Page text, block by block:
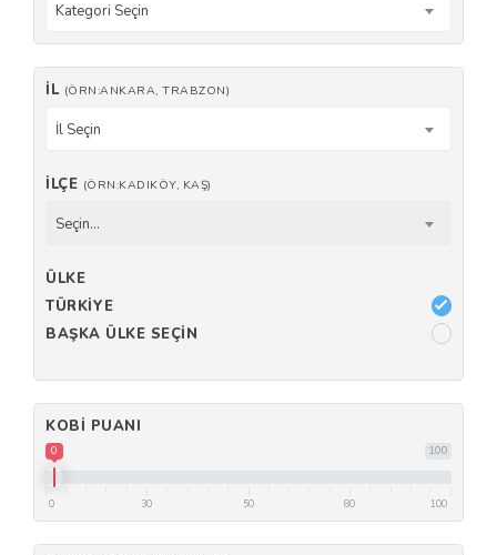
Kategori Seçin
İL (ÖRN:ANKARA, TRABZON)
İl Seçin
İLÇE (ÖRN:KADIKÖY, KAŞ)
Seçin...
ÜLKE
TÜRKIYE
BAŞKA ÜLKE SEÇIN
KOBI PUANI
100
0
0 30 50 80 100